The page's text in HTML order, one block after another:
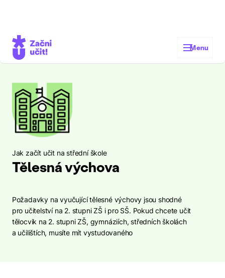
Menu
Jak začít učit na střední škole
Jak začít učit na střední škole
Tělesná výchova
Požadavky na vyučující tělesné výchovy jsou shodné
pro učitelství na 2. stupni ZŠ i pro SŠ. Pokud chcete učit
tělocvik na 2. stupni ZŠ, gymnáziích, středních školách
a učilištích, musíte mít vystudovaného